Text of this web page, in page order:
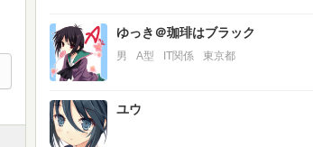
ゆっき＠珈琲はブラック
男 A型 IT関係 東京都
ユウ